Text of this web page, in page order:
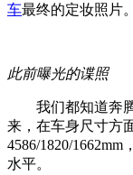
车最终的定妆照片。
此前曝光的谍照
我们都知道奔腾
来，在车身尺寸方
4586/1820/
水平。